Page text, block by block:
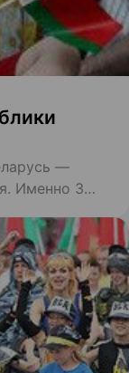
―
Именно 3
фашистских
где можно